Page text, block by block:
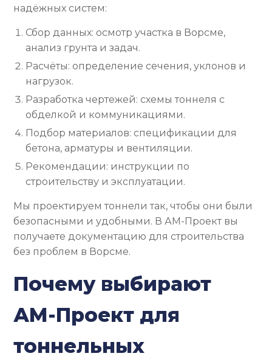
надёжных систем:
Сбор данных: осмотр участка в Ворсме,
анализ грунта и задач.
Расчёты: определение сечения, уклонов и
нагрузок.
Разработка чертежей: схемы тоннеля с
обделкой и коммуникациями.
Подбор материалов: спецификации для
бетона, арматуры и вентиляции.
Рекомендации: инструкции по
строительству и эксплуатации.
Мы проектируем тоннели так, чтобы они были
безопасными и удобными. В АМ-Проект вы
получаете документацию для строительства
без проблем в Ворсме.
Почему выбирают
АМ-Проект для
тоннельных